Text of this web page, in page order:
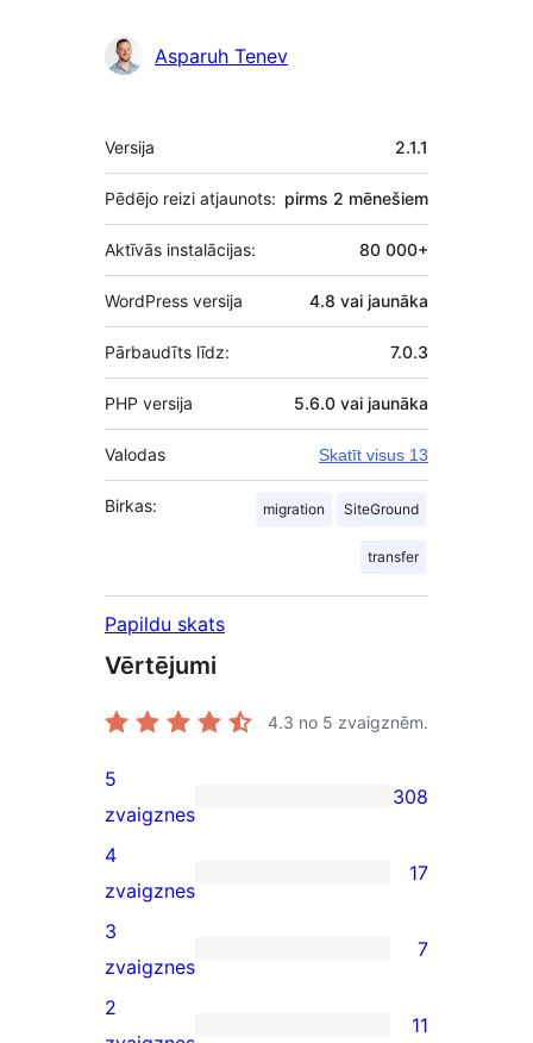
Asparuh Tenev
Meta
Versija 2.1.1
Pēdējo reizi atjaunots: pirms 2 mēnešiem
Aktīvās instalācijas: 80 000+
WordPress versija 4.8 vai jaunāka
Pārbaudīts līdz: 7.0.3
PHP versija 5.6.0 vai jaunāka
Valodas Skatīt visus 13
Birkas: migration SiteGround
transfer
Papildu skats
Vērtējumi
4.3 no 5 zvaigznēm.
308
5-
star
reviews
5
zvaigznes
308
17
4-
star
reviews
4
zvaigznes
17
7
3-
star
3
zvaigznes
7
2
11